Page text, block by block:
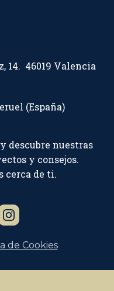
14. 46019 Valencia
(España)
descubre nuestras
y consejos.
cerca de ti.
de Cookies